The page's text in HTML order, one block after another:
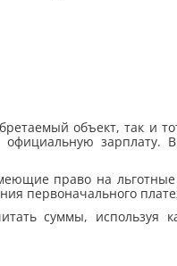
объект, так и
зарплату.
право на
первоначального
суммы, используя